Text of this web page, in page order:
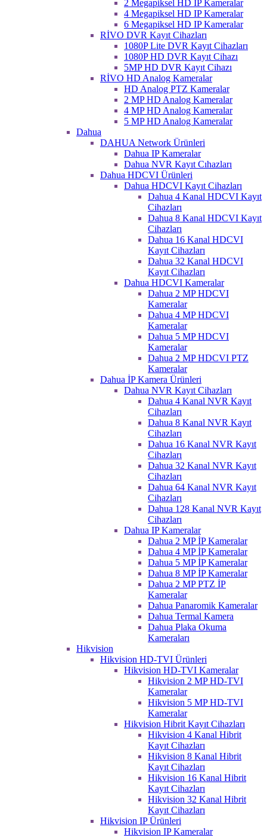
2 Megapiksel HD IP Kameralar
4 Megapiksel HD IP Kameralar
6 Megapiksel HD IP Kameralar
RİVO DVR Kayıt Cihazları
1080P Lite DVR Kayıt Cihazları
1080P HD DVR Kayıt Cihazı
5MP HD DVR Kayıt Cihazı
RİVO HD Analog Kameralar
HD Analog PTZ Kameralar
2 MP HD Analog Kameralar
4 MP HD Analog Kameralar
5 MP HD Analog Kameralar
Dahua
DAHUA Network Ürünleri
Dahua IP Kameralar
Dahua NVR Kayıt Cıhazları
Dahua HDCVI Ürünleri
Dahua HDCVI Kayıt Cihazları
Dahua 4 Kanal HDCVI Kayıt
Cihazları
Dahua 8 Kanal HDCVI Kayıt
Cihazları
Dahua 16 Kanal HDCVI
Kayıt Cihazları
Dahua 32 Kanal HDCVI
Kayıt Cihazları
Dahua HDCVI Kameralar
Dahua 2 MP HDCVI
Kameralar
Dahua 4 MP HDCVI
Kameralar
Dahua 5 MP HDCVI
Kameralar
Dahua 2 MP HDCVI PTZ
Kameralar
Dahua İP Kamera Ürünleri
Dahua NVR Kayıt Cihazları
Dahua 4 Kanal NVR Kayıt
Cihazları
Dahua 8 Kanal NVR Kayıt
Cihazları
Dahua 16 Kanal NVR Kayıt
Cihazları
Dahua 32 Kanal NVR Kayıt
Cihazları
Dahua 64 Kanal NVR Kayıt
Cihazları
Dahua 128 Kanal NVR Kayıt
Cihazları
Dahua IP Kameralar
Dahua 2 MP İP Kameralar
Dahua 4 MP İP Kameralar
Dahua 5 MP İP Kameralar
Dahua 8 MP İP Kameralar
Dahua 2 MP PTZ İP
Kameralar
Dahua Panaromik Kameralar
Dahua Termal Kamera
Dahua Plaka Okuma
Kameraları
Hikvision
Hikvision HD-TVI Ürünleri
Hikvision HD-TVI Kameralar
Hikvision 2 MP HD-TVI
Kameralar
Hikvision 5 MP HD-TVI
Kameralar
Hikvision Hibrit Kayıt Cihazları
Hikvision 4 Kanal Hibrit
Kayıt Cihazları
Hikvision 8 Kanal Hibrit
Kayıt Cihazları
Hikvision 16 Kanal Hibrit
Kayıt Cihazları
Hikvision 32 Kanal Hibrit
Kayıt Cihazları
Hikvision IP Ürünleri
Hikvision IP Kameralar